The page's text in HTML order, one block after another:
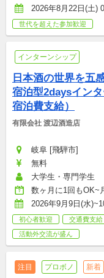
2026年8月22日(土)
世代を超えた参加歓迎
インターンシップ
日本酒の世界を五
宿泊型2daysイン
宿泊費支給）
有限会社 渡辺酒造店
岐阜 [飛騨市]
無料
大学生・専門学生
数ヶ月に1回もOK~
2026年9月9日(水
初心者歓迎 交通費支給
活動外交流が盛ん
注目 プロボノ 新着